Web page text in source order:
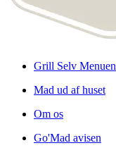
Grill Selv Menuen
Mad ud af huset
Om os
Go'Mad avisen